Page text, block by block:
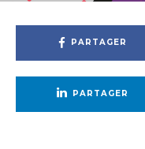
PARTAGER
PARTAGER